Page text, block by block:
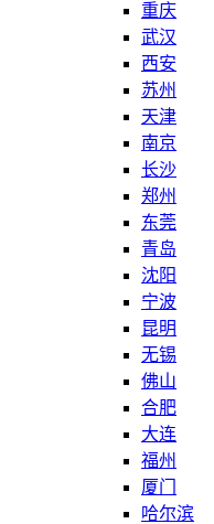
重庆
武汉
西安
苏州
天津
南京
长沙
郑州
东莞
青岛
沈阳
宁波
昆明
无锡
佛山
合肥
大连
福州
厦门
哈尔滨